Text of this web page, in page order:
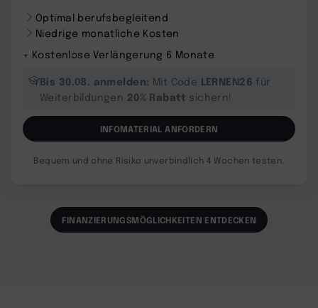
Optimal berufsbegleitend
Niedrige monatliche Kosten
+ Kostenlose Verlängerung 6 Monate
Bis 30.08. anmelden: Mit Code LERNEN26 für
Weiterbildungen 20% Rabatt sichern!
INFOMATERIAL ANFORDERN
Bequem und ohne Risiko unverbindlich 4 Wochen testen.
FINANZIERUNGSMÖGLICHKEITEN ENTDECKEN